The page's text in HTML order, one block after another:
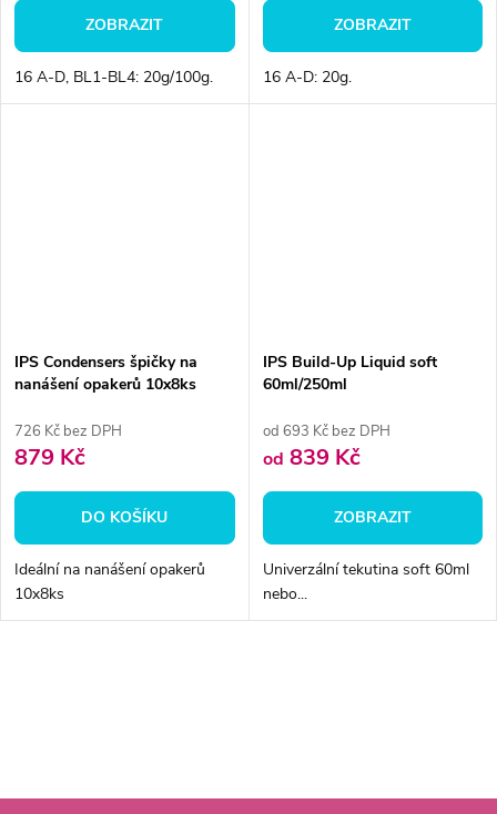
ZOBRAZIT
16 A-D, BL1-BL4: 20g/100g.
ZOBRAZIT
16 A-D: 20g.
IPS Condensers špičky na
nanášení opakerů 10x8ks
726 Kč bez DPH
879 Kč
DO KOŠÍKU
Ideální na nanášení opakerů
10x8ks
IPS Build-Up Liquid soft
60ml/250ml
od 693 Kč bez DPH
od 839 Kč
ZOBRAZIT
Univerzální tekutina soft 60ml
nebo...